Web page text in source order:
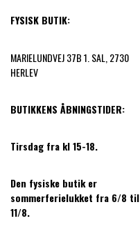
FYSISK BUTIK:
MARIELUNDVEJ 37B 1. SAL, 2730
HERLEV
BUTIKKENS ÅBNINGSTIDER:
Tirsdag fra kl 15-18.
Den fysiske butik er
sommerferielukket fra 6/8 til
11/8.